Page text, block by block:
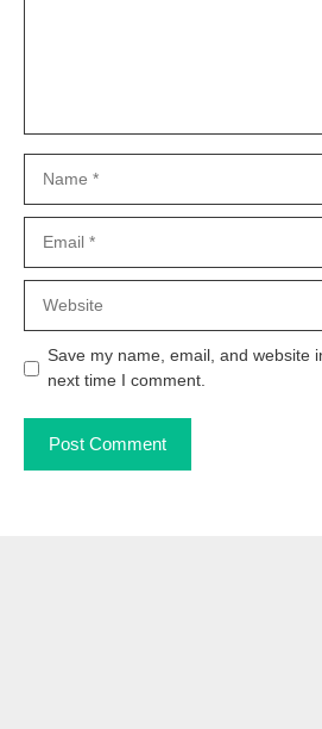
Save my name, email, and website
next time I comment.